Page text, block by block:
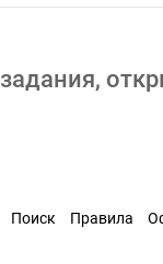
Поиск Правила